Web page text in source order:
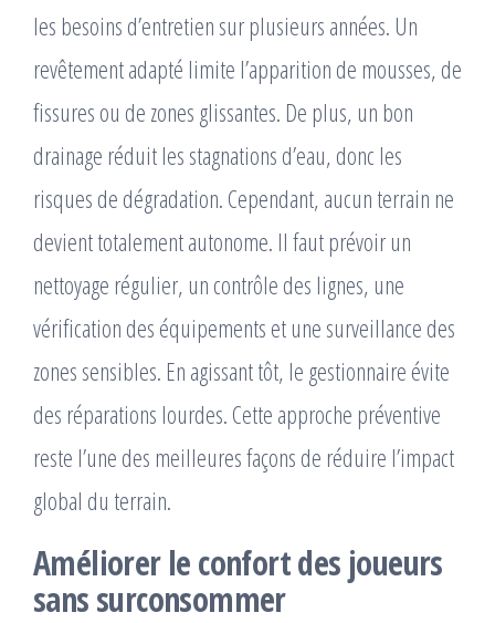
les besoins d’entretien sur plusieurs années. Un
revêtement adapté limite l’apparition de mousses, de
fissures ou de zones glissantes. De plus, un bon
drainage réduit les stagnations d’eau, donc les
risques de dégradation. Cependant, aucun terrain ne
devient totalement autonome. Il faut prévoir un
nettoyage régulier, un contrôle des lignes, une
vérification des équipements et une surveillance des
zones sensibles. En agissant tôt, le gestionnaire évite
des réparations lourdes. Cette approche préventive
reste l’une des meilleures façons de réduire l’impact
global du terrain.
Améliorer le confort des joueurs
sans surconsommer